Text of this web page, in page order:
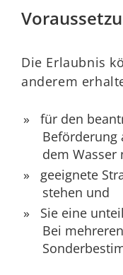
Die Erlaubnis
anderem
für den
Beförderung
dem
geeignete
stehen und
Sie eine
Bei